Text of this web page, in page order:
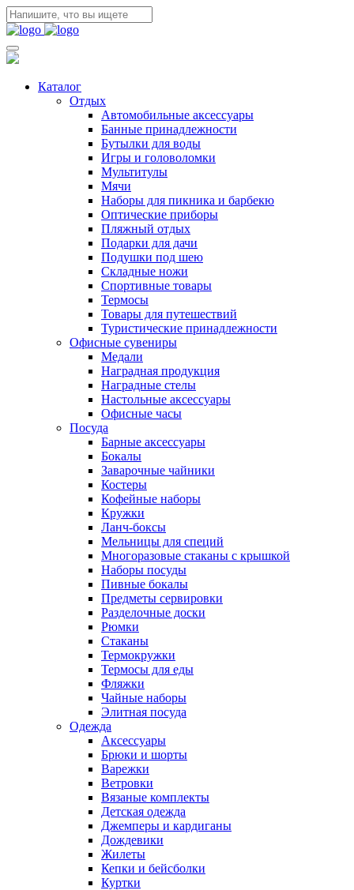
Каталог
Отдых
Автомобильные аксессуары
Банные принадлежности
Бутылки для воды
Игры и головоломки
Мультитулы
Мячи
Наборы для пикника и барбекю
Оптические приборы
Пляжный отдых
Подарки для дачи
Подушки под шею
Складные ножи
Спортивные товары
Термосы
Товары для путешествий
Туристические принадлежности
Офисные сувениры
Медали
Наградная продукция
Наградные стелы
Настольные аксессуары
Офисные часы
Посуда
Барные аксессуары
Бокалы
Заварочные чайники
Костеры
Кофейные наборы
Кружки
Ланч-боксы
Мельницы для специй
Многоразовые стаканы с крышкой
Наборы посуды
Пивные бокалы
Предметы сервировки
Разделочные доски
Рюмки
Стаканы
Термокружки
Термосы для еды
Фляжки
Чайные наборы
Элитная посуда
Одежда
Аксессуары
Брюки и шорты
Варежки
Ветровки
Вязаные комплекты
Детская одежда
Джемперы и кардиганы
Дождевики
Жилеты
Кепки и бейсболки
Куртки